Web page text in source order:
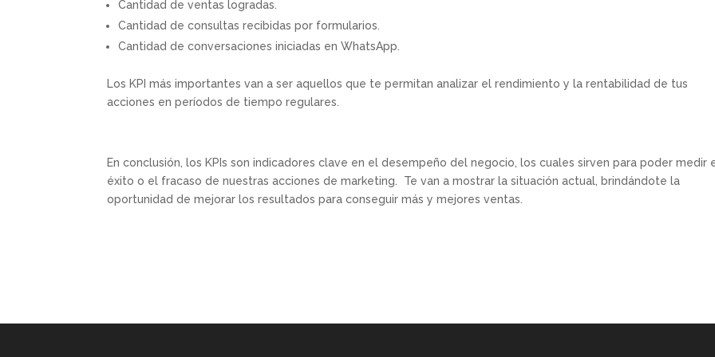
Cantidad de ventas logradas.
Cantidad de consultas recibidas por formularios.
Cantidad de conversaciones iniciadas en WhatsApp.
Los KPI más importantes van a ser aquellos que te permitan analizar el rendimiento y la rentabilidad de tus
acciones en períodos de tiempo regulares.
En conclusión, los KPIs son indicadores clave en el desempeño del negocio, los cuales sirven para poder medir
éxito o el fracaso de nuestras acciones de marketing. Te van a mostrar la situación actual, brindándote la
oportunidad de mejorar los resultados para conseguir más y mejores ventas.